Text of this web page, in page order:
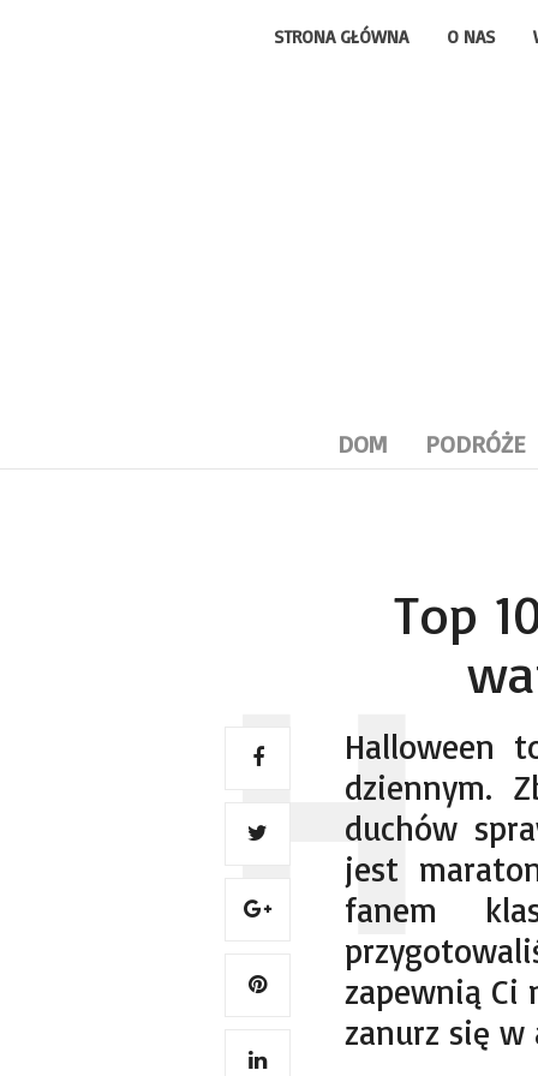
STRONA GŁÓWNA O NAS
DOM PODRÓŻE
Top
Halloween
dziennym.
duchów
jest
fanem
zapewnią Ci
zanurz się